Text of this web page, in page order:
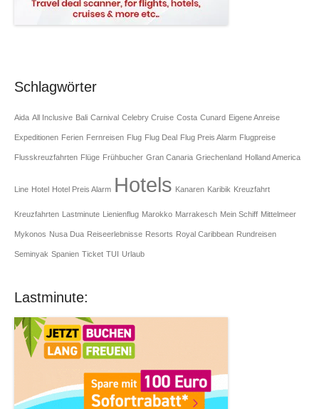
Schlagwörter
Aida All Inclusive Bali Carnival Celebry Cruise Costa Cunard Eigene Anreise
Expeditionen Ferien Fernreisen Flug Flug Deal Flug Preis Alarm Flugpreise
Flusskreuzfahrten Flüge Frühbucher Gran Canaria Griechenland Holland America
Line Hotel Hotel Preis Alarm Hotels Kanaren Karibik Kreuzfahrt
Kreuzfahrten Lastminute Lienienflug Marokko Marrakesch Mein Schiff Mittelmeer
Mykonos Nusa Dua Reiseerlebnisse Resorts Royal Caribbean Rundreisen
Seminyak Spanien Ticket TUI Urlaub
Lastminute: